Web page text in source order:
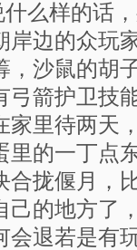
么样的话
岸边的众玩
，沙鼠的胡
弓箭护卫技
家里待两天
里的一丁点
合拢偃月，
己的地方了
退若是有